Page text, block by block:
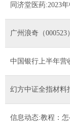
同济堂医药:2023
广州浪奇（
中国银行上半年营
幻方中证全指材料
信息动态:教程：